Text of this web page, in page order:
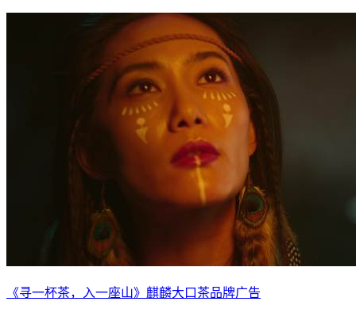
《寻一杯茶，入一座山》麒麟大口茶品牌广告